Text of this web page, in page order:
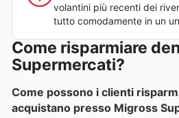
volantini più recenti dei
tutto comodamente in un
Come risparmiare
Supermercati?
Come possono i clienti
acquistano presso Migross